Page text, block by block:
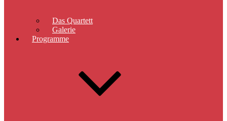
Das Quartett
Galerie
Programme